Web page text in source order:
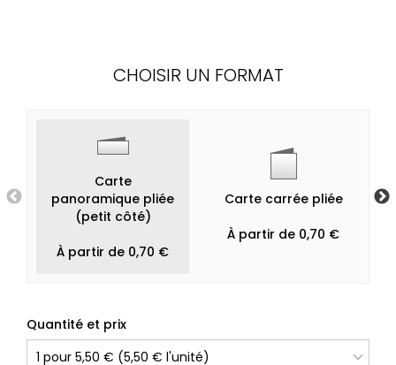
CHOISIR UN FORMAT
Carte
panoramique pliée
(petit côté)
À partir de 0,70 €
Carte carrée pliée
À partir de 0,70 €
Quantité et prix